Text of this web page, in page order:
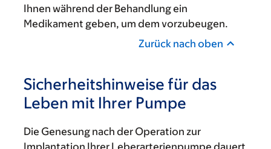
Ihnen während der Behandlung ein
Medikament geben, um dem vorzubeugen.
Zurück nach oben
Sicherheitshinweise für das
Leben mit Ihrer Pumpe
Die Genesung nach der Operation zur
Implantation Ihrer Leberarterienpumpe dauert